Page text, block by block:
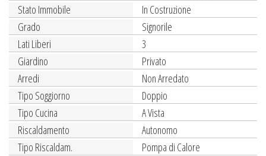
Stato Immobile
In Costruzione
Grado
Signorile
Lati Liberi
3
Giardino
Privato
Arredi
Non Arredato
Tipo Soggiorno
Doppio
Tipo Cucina
A Vista
Riscaldamento
Autonomo
Tipo Riscaldam.
Pompa di Calore